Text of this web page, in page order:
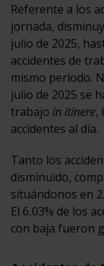
Referente a los
jornada,
julio de 2025,
accidentes de
mismo periodo.
julio de 2025 se
trabajo in itinere,
accidentes al día.
Tanto los
disminuido,
situándonos en
El 6,03% de los
con baja fueron